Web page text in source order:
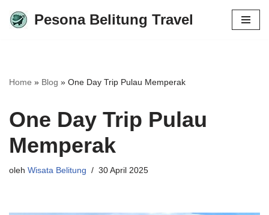
Lompat
Pesona Belitung Travel
Home » Blog » One Day Trip Pulau Memperak
One Day Trip Pulau
Memperak
oleh Wisata Belitung 30 April 2025